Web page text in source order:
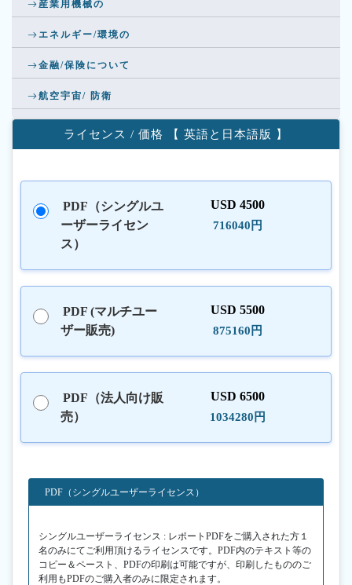
産業用機械の
エネルギー/環境の
金融/保険について
航空宇宙/ 防衛
ライセンス / 価格 【 英語と日本語版 】
PDF（シングルユ
ーザーライセン
ス）
USD 4500
716040円
PDF (マルチユー
ザー販売)
USD 5500
875160円
PDF（法人向け販
売）
USD 6500
1034280円
PDF（シングルユーザーライセンス）
シングルユーザーライセンス : レポートPDFをご購入された方１
名のみにてご利用頂けるライセンスです。PDF内のテキスト等の
コピー＆ペースト、PDFの印刷は可能ですが、印刷したもののご
利用もPDFのご購入者のみに限定されます。